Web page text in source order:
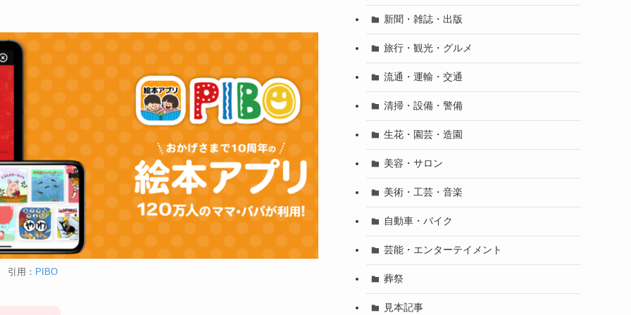
引用： PIBO
新聞・雑誌・出版
旅行・観光・グルメ
流通・運輸・交通
清掃・設備・警備
生花・園芸・造園
美容・サロン
美術・工芸・音楽
自動車・バイク
芸能・エンターテイメント
葬祭
見本記事